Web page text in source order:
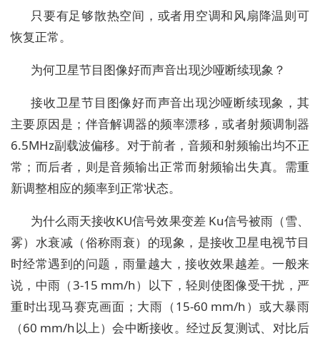
只要有足够散热空间，或者用空调和风扇降温则可
恢复正常。
为何卫星节目图像好而声音出现沙哑断续现象？
接收卫星节目图像好而声音出现沙哑断续现象，其
主要原因是；伴音解调器的频率漂移，或者射频调制器
6.5MHz副载波偏移。对于前者，音频和射频输出均不正
常；而后者，则是音频输出正常而射频输出失真。需重
新调整相应的频率到正常状态。
为什么雨天接收KU信号效果变差 Ku信号被雨（雪、
雾）水衰减（俗称雨衰）的现象，是接收卫星电视节目
时经常遇到的问题，雨量越大，接收效果越差。一般来
说，中雨（3-15 mm/h）以下，轻则使图像受干扰，严
重时出现马赛克画面；大雨（15-60 mm/h）或大暴雨
（60 mm/h以上）会中断接收。经过反复测试、对比后